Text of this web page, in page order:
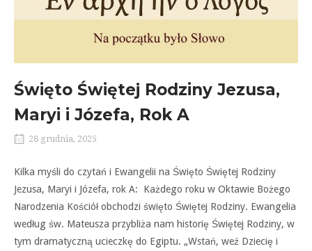
Święto Świętej Rodziny Jezusa,
Maryi i Józefa, Rok A
28 grudnia, 2025
Kilka myśli do czytań i Ewangelii na Święto Świętej Rodziny
Jezusa, Maryi i Józefa, rok A: Każdego roku w Oktawie Bożego
Narodzenia Kościół obchodzi święto Świętej Rodziny. Ewangelia
według św. Mateusza przybliża nam historię Świętej Rodziny, w
tym dramatyczną ucieczkę do Egiptu. „Wstań, weź Dziecię i